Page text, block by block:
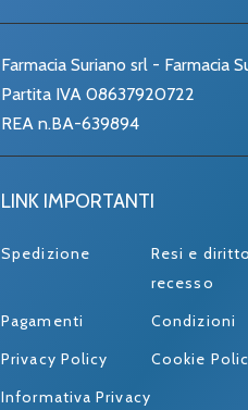
Farmacia Suriano srl - Farmacia
Partita IVA 08637920722
REA n.BA-639894
LINK IMPORTANTI
Spedizione
Resi e
recesso
Pagamenti
Condizioni
Privacy Policy
Cookie
Informativa Privacy